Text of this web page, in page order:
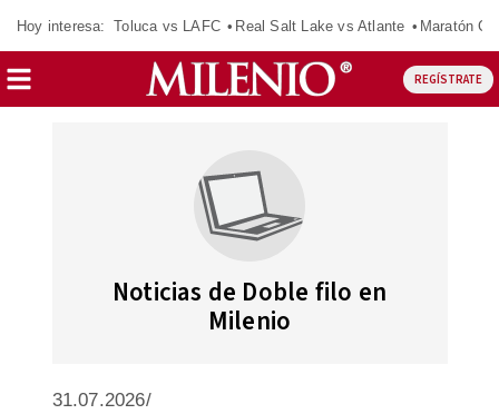
Hoy interesa: Toluca vs LAFC Real Salt Lake vs Atlante Maratón
REGÍSTRATE
Noticias de Doble filo en
Milenio
31.07.2026/